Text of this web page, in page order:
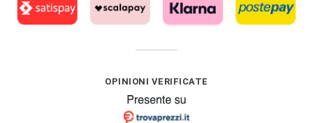
OPINIONI VERIFICATE